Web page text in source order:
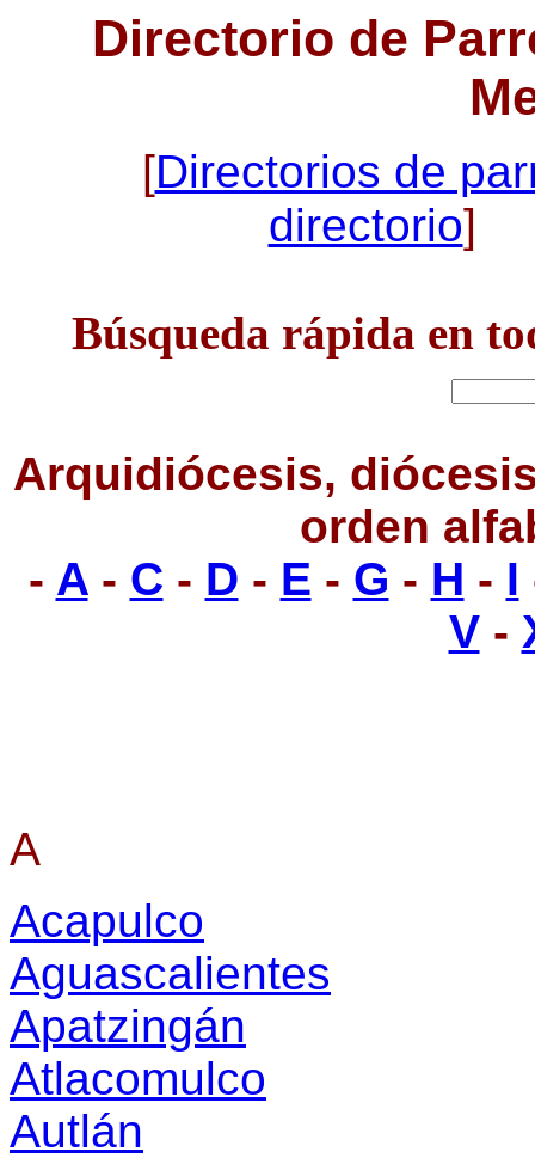
Directorio de
[Directorios de
directorio]
Búsqueda rápida en
Arquidiócesis,
orden
- A- C - D - E - G - H - I
V-
A
Acapulco
Aguascalientes
Apatzingán
Atlacomulco
Autlán